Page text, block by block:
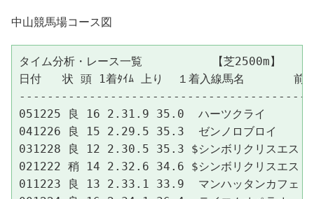
中山競馬場コース図
タイム分析・レース一覧          【芝2500m】
日付   状 頭 1着ﾀｲﾑ 上り  １着入線馬名       前
051225 良 16 2.31.9 35.0  ハーツクライ　　
041226 良 15 2.29.5 35.3  ゼンノロブロイ　
031228 良 12 2.30.5 35.3 $シンボリクリスエ
021222 稍 14 2.32.6 34.6 $シンボリクリスエ
011223 良 13 2.33.1 33.9  マンハッタンカフ